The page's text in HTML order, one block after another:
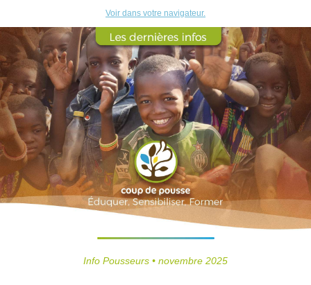
Voir dans votre navigateur.
Info Pousseurs • novembre 2025